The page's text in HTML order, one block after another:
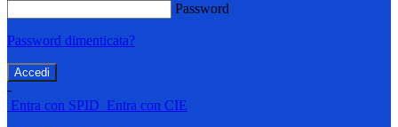
Password
Password dimenticata?
-
Entra con SPID Entra con CIE